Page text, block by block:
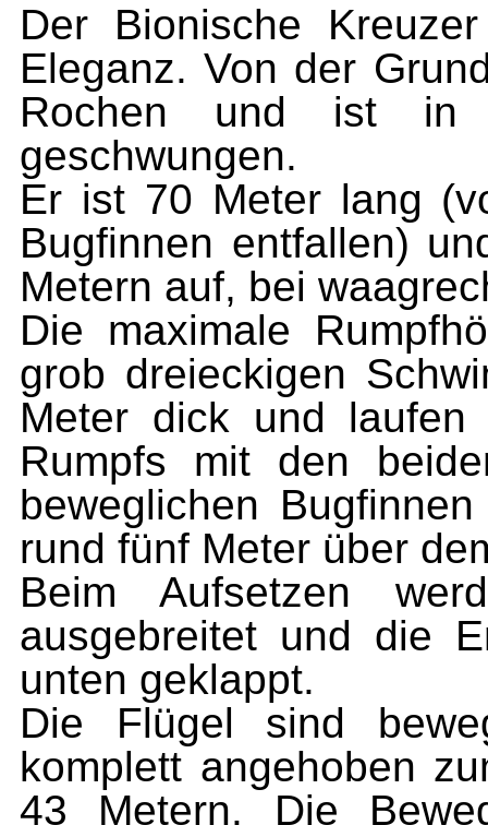
Der Bionische
Eleganz. Von der
Rochen und ist in
geschwungen.
Er ist 70 Meter lang
Bugfinnen entfallen)
Metern auf, bei
Die maximale
grob dreieckigen
Meter dick und
Rumpfs mit den
beweglichen
rund fünf Meter über
Beim Aufsetzen
ausgebreitet und die
unten ge­klappt.
Die Flügel sind
komplett angehoben
43 Metern. Die